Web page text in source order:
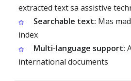
extracted text sa assistive
Searchable text: Mas
index
Multi-language support:
international documents